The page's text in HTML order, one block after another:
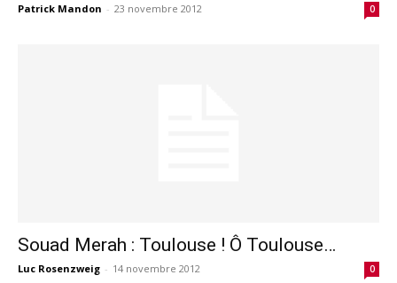
Patrick Mandon - 23 novembre 2012 0
Souad Merah : Toulouse ! Ô Toulouse…
Luc Rosenzweig - 14 novembre 2012 0